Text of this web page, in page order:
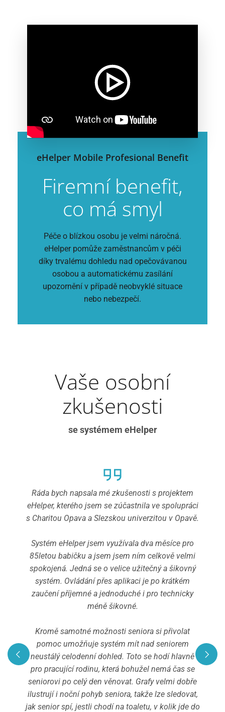
eHelper Mobile Profesional Benefit
Firemní benefit,
co má smyl
Péče o blízkou osobu je velmi náročná.
eHelper pomůže zaměstnancům v péči
díky trvalému dohledu nad opečovávanou
osobou a automatickému zasílání
upozornění v případě neobvyklé situace
nebo nebezpečí.
Vaše osobní
zkušenosti
se systémem eHelper
Ráda bych napsala mé zkušenosti s projektem
eHelper, kterého jsem se zúčastnila ve spolupráci
s Charitou Opava a Slezskou univerzitou v Opavě.
Systém eHelper jsem využívala dva měsíce pro
85letou babičku a jsem jsem ním celkově velmi
spokojená. Jedná se o velice užitečný a šikovný
systém. Ovládání přes aplikaci je po krátkém
zaučení příjemné a jednoduché i pro technicky
méně šikovné.
Kromě samotné možnosti seniora si přivolat
pomoc umožňuje systém mít nad seniorem
neustálý celodenní dohled. Toto se hodí hlavně
pro pracující rodinu, která bohužel nemá čas se
seniorovi po celý den věnovat. Grafy velmi dobře
ilustrují i noční pohyb seniora, takže lze sledovat,
jak senior spí, jestli chodí na toaletu, v kolik jde do